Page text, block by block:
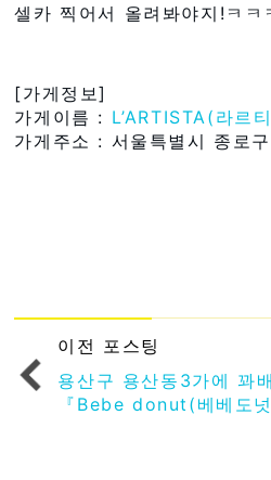
셀카 찍어서 올려봐야지!ㅋㅋ
[가게정보]
가게이름 : L’ARTISTA(라르
가게주소 : 서울특별시 종로
이전 포스팅
용산구 용산동3가에 꽈
『Bebe donut(베베도